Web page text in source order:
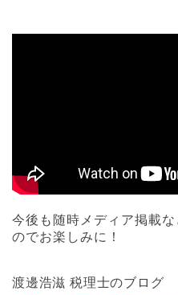
今後も随時メディア掲載
のでお楽しみに！
渡邊浩滋 税理士のブログ